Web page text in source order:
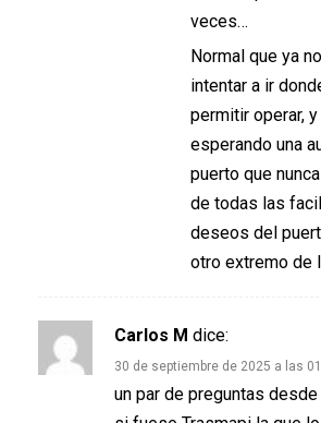
veces…
Normal que ya
intentar a ir
permitir operar,
esperando una
puerto que
de todas las
deseos del
otro extremo de
Carlos M dice:
30 de septiembre de 2025 a las
un par de preguntas